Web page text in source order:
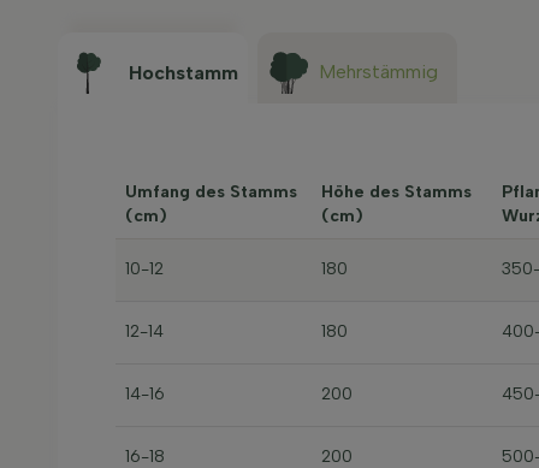
Hochstamm Mehrstämmig
Umfang des Stamms
(cm)
Höhe des Stamms
(cm)
10-12 180
12-14 180
14-16 200
16-18 200